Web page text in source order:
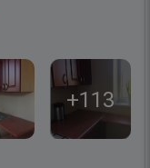
+113